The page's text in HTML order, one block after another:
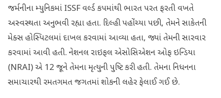
જર્મનીના મ્યુનિકમાં ISSF વર્લ્ડ કપમાંથી ભારત પરત ફરતી વખતે
અસ્વસ્થતા અનુભવી રહ્યા હતા. દિલ્હી પહોંચ્યા પછી, તેમને સાકેતની
મેક્સ હોસ્પિટલમાં દાખલ કરવામાં આવ્યા હતા, જ્યાં તેમની સારવાર
કરવામાં આવી હતી. નેશનલ રાઇફલ એસોસિએશન ઓફ ઇન્ડિયા
(NRAI) એ 12 જૂને તેમના મૃત્યુની પુષ્ટિ કરી હતી. તેમના નિધનના
સમાચારથી રમતગમત જગતમાં શોકની લહેર ફેલાઈ ગઈ છે.